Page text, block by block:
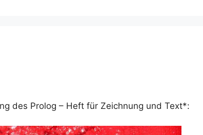
des Prolog – Heft für Zeichnung und Text*: